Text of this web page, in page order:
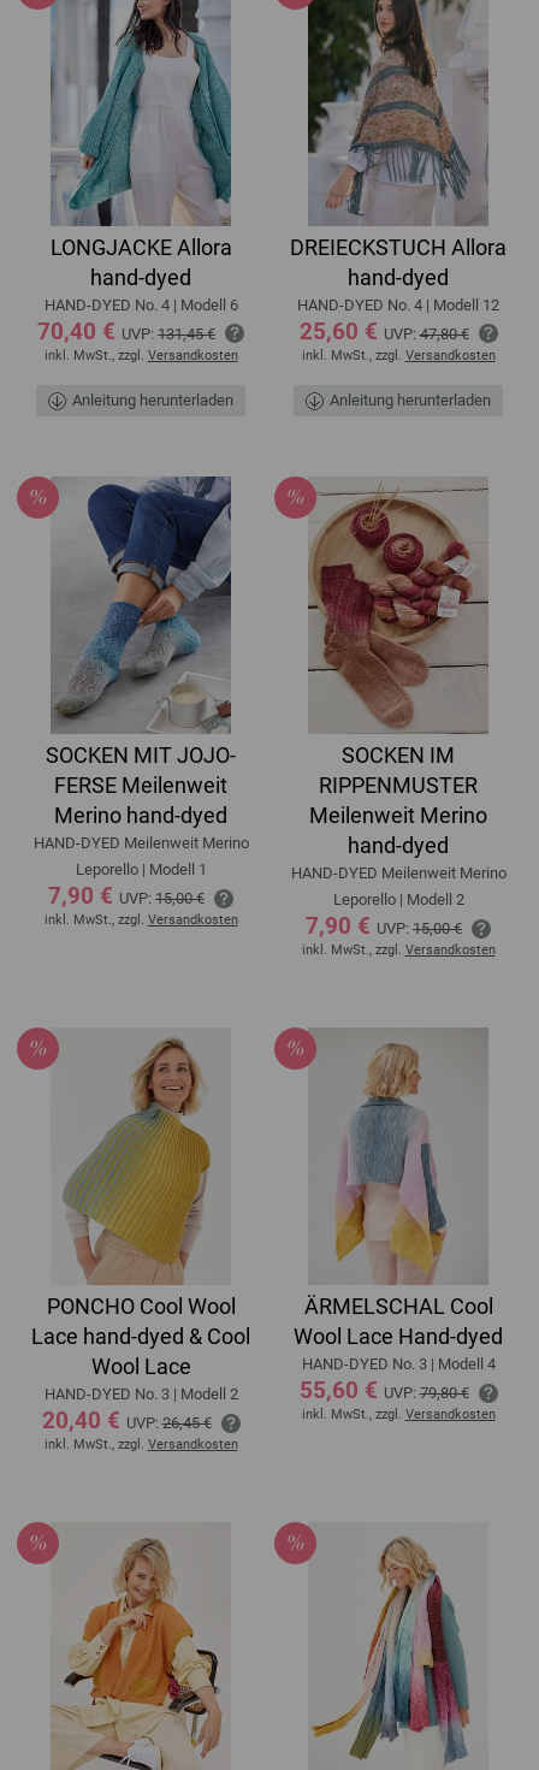
LONGJACKE Allora
hand-dyed
HAND-DYED No. 4 | Modell 6
70,40 € UVP: 131,45 €
inkl. MwSt., zzgl. Versandkosten
Anleitung herunterladen
DREIECKSTUCH Allora
hand-dyed
HAND-DYED No. 4 | Modell 12
25,60 € UVP:47,80 €
inkl. MwSt., zzgl. Versandkosten
Anleitung herunterladen
SOCKEN MIT JOJO-
FERSE Meilenweit
Merino hand-dyed
HAND-DYED Meilenweit Merino
Leporello | Modell 1
7,90 € UVP: 15,00 €
inkl. MwSt., zzgl. Versandkosten
SOCKEN IM
RIPPENMUSTER
Meilenweit Merino
hand-dyed
HAND-DYED Meilenweit Merino
Leporello | Modell 2
7,90 € UVP: 15,00 €
inkl. MwSt., zzgl. Versandkosten
PONCHO Cool Wool
Lace hand-dyed & Cool
Wool Lace
HAND-DYED No. 3 | Modell 2
20,40 € UVP:26,45 €
inkl. MwSt., zzgl. Versandkosten
ÄRMELSCHAL Cool
Wool Lace Hand-dyed
HAND-DYED No. 3 | Modell 4
55,60 € UVP:79,80 €
inkl. MwSt., zzgl. Versandkosten